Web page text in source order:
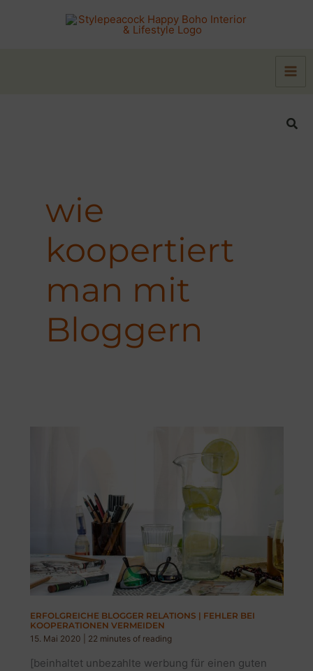
wie
koopertiert
man mit
Bloggern
ERFOLGREICHE BLOGGER RELATIONS | FEHLER BEI
KOOPERATIONEN VERMEIDEN
15. Mai 2020
22 minutes of reading
[beinhaltet unbezahlte werbung für einen guten